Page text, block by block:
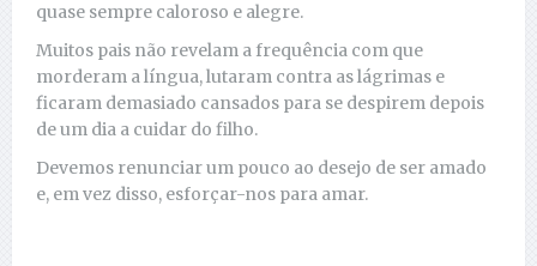
quase sempre caloroso e alegre.
Muitos pais não revelam a frequência com que
morderam a língua, lutaram contra as lágrimas e
ficaram demasiado cansados ​​para se despirem depois
de um dia a cuidar do filho.
Devemos renunciar um pouco ao desejo de ser amado
e, em vez disso, esforçar-nos para amar.